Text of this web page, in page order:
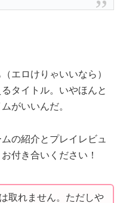
エロけりゃいいなら）
タイトル。いやほんと
がいいんだ。
の紹介とプレイレビュ
付き合いください！
取れません。ただしや